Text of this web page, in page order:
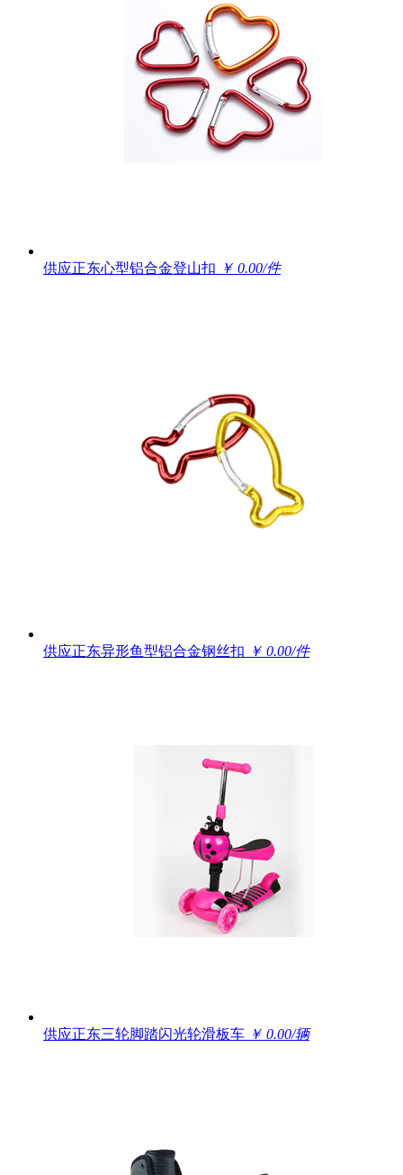
供应正东心型铝合金登山扣 ￥ 0.00/件
供应正东异形鱼型铝合金钢丝扣 ￥ 0.00/件
供应正东三轮脚踏闪光轮滑板车 ￥ 0.00/辆